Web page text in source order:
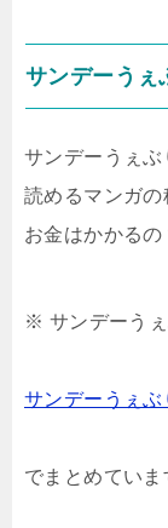
サンデーうぇ
サンデーうぇぶ
読めるマンガの
お金はかかるの
※ サンデーうぇ
サンデーうぇ
でまとめていま